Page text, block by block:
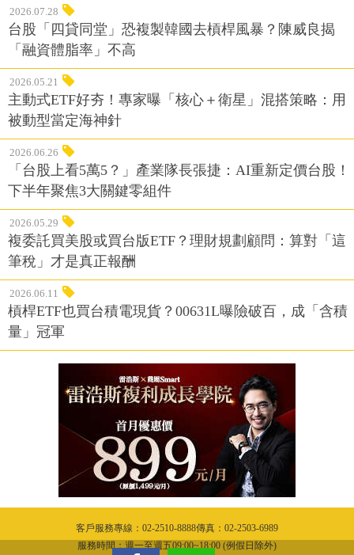
2026.07.28
台股「四貸同堂」恐複製韓國去槓桿風暴？陳威良揭
「融資體脂率」不高
2026.05.21
主動式ETF好夯！專家曝「核心＋衛星」混搭策略：用
被動型當定海神針
2026.06.26
「台股上看5萬5？」產業隊長張捷：AI重新定價台股！
下半年聚焦3大關鍵零組件
2026.05.29
複委託買美股或買台版ETF？理財規劃顧問：算對「這
筆稅」才是真正報酬
2026.06.11
槓桿ETF也買台積電現貨？00631L曝險破百，成「含積
量」冠軍
客戶服務專線：02-2510-8888傳真：02-2503-6989
服務時間：週一至週五09:00~18:00 (例假日除外)